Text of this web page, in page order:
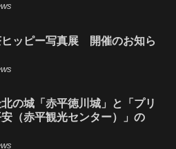
ヒッピー写真展 開催のお知ら
北の城「赤平徳川城」と「プリ
安（赤平観光センター）」の